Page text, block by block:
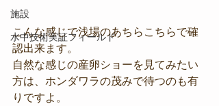
施設
水中技術実証フィールド
こんな感じで浅場のあちらこちらで確
認出来ます。
自然な感じの産卵ショーを見てみたい
方は、ホンダワラの茂みで待つのも有
りですよ。